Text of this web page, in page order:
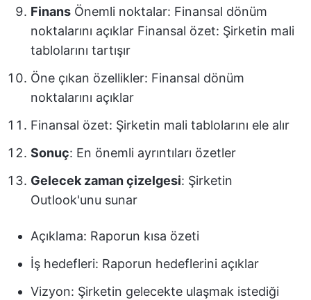
Finans Önemli noktalar: Finansal dönüm
noktalarını açıklar Finansal özet: Şirketin mali
tablolarını tartışır
Öne çıkan özellikler: Finansal dönüm
noktalarını açıklar
Finansal özet: Şirketin mali tablolarını ele alır
Sonuç: En önemli ayrıntıları özetler
Gelecek zaman çizelgesi: Şirketin
Outlook'unu sunar
Açıklama: Raporun kısa özeti
İş hedefleri: Raporun hedeflerini açıklar
Vizyon: Şirketin gelecekte ulaşmak istediği